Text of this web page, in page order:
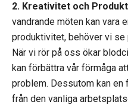
2. Kreativitet och
vandrande möten kan vara
produktivitet, behöver vi se
När vi rör på oss ökar
kan förbättra vår förmåga
problem. Dessutom kan en
från den vanliga